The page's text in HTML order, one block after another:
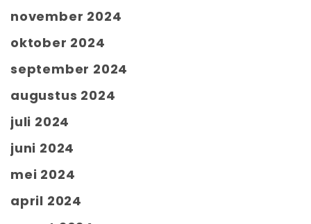
november 2024
oktober 2024
september 2024
augustus 2024
juli 2024
juni 2024
mei 2024
april 2024